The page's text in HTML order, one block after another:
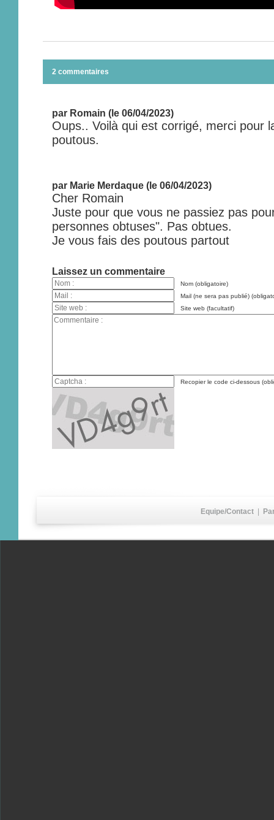
2 commentaires
par Romain (le 06/04/2023)
Oups.. Voilà qui est corrigé, merci pour
poutous.
par Marie Merdaque (le 06/04/2023)
Cher Romain
Juste pour que vous ne passiez pas
personnes obtuses". Pas obtues.
Je vous fais des poutous partout
Laissez un commentaire
Nom (obligatoire)
Mail (ne sera pas publié)
Site web (facultatif)
Recopier le code ci-dessous
Equipe/Contact